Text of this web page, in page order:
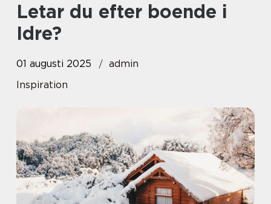
Letar du efter boende i
Idre?
01 augusti 2025
admin
Inspiration